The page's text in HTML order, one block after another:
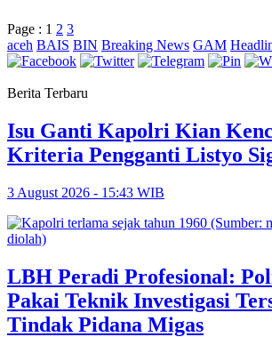
Page : 1 2 3
aceh BAIS BIN Breaking News GAM
Berita Terbaru
Isu Ganti Kapolri Kian
Kriteria Pengganti Listyo
3 August 2026 - 15:43 WIB
LBH Peradi Profesional:
Pakai Teknik Investigasi
Tindak Pidana Migas